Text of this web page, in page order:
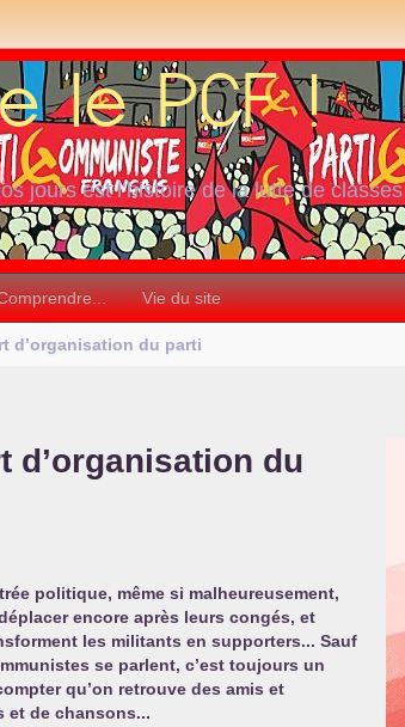
jours est l’histoire de la lutte de classes
Vie du site
d’organisation du parti
d’organisation du
politique, même si malheureusement,
encore après leurs congés, et
les militants en supporters... Sauf
se parlent, c’est toujours un
qu’on retrouve des amis et
et de chansons...